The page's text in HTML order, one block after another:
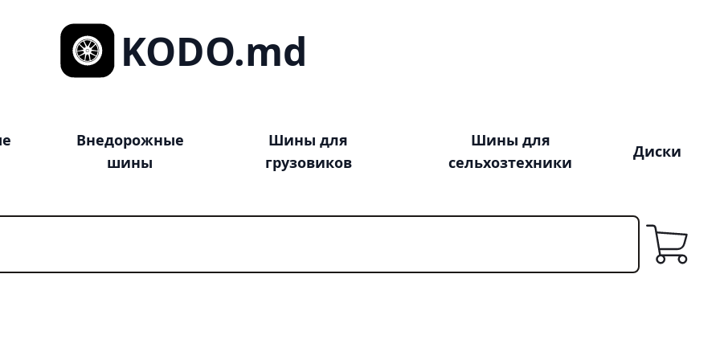
KODO.md
Внедорожные
шины
Шины для
грузовиков
Шины для
сельхозтехники
Диски
Корзина